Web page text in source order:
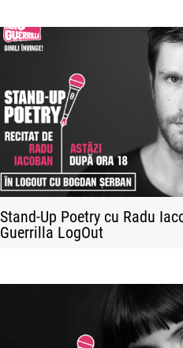
Stand-Up Poetry cu Radu
Guerrilla LogOut